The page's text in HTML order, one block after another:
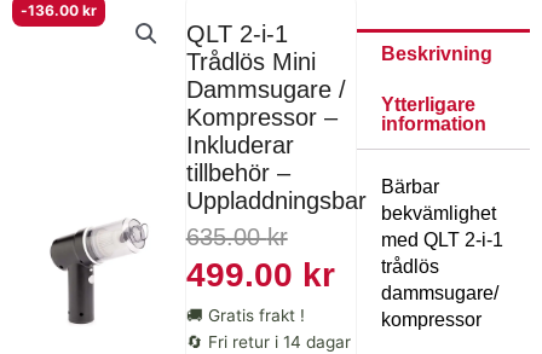
-136.00 kr
QLT 2-i-1
Trådlös Mini
Dammsugare /
Kompressor –
Inkluderar
tillbehör –
Uppladdningsbar
635.00krDet
ursprungliga
priset
499.00 kr
Det
nuvarande
priset
🚚 Gratis frakt !
🔄 Fri retur i 14 dagar
Beskrivning
Ytterligare
information
Bärbar
bekvämlighet
med QLT 2-i-1
trådlös
dammsugare/
kompressor